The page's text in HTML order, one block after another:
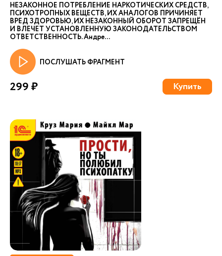
НЕЗАКОННОЕ ПОТРЕБЛЕНИЕ НАРКОТИЧЕСКИХ СРЕДСТВ,
ПСИХОТРОПНЫХ ВЕЩЕСТВ, ИХ АНАЛОГОВ ПРИЧИНЯЕТ
ВРЕД ЗДОРОВЬЮ, ИХ НЕЗАКОННЫЙ ОБОРОТ ЗАПРЕЩЁН
И ВЛЕЧЕТ УСТАНОВЛЕННУЮ ЗАКОНОДАТЕЛЬСТВОМ
ОТВЕТСТВЕННОСТЬ. Андре...
ПОСЛУШАТЬ ФРАГМЕНТ
299 ₽ Купить